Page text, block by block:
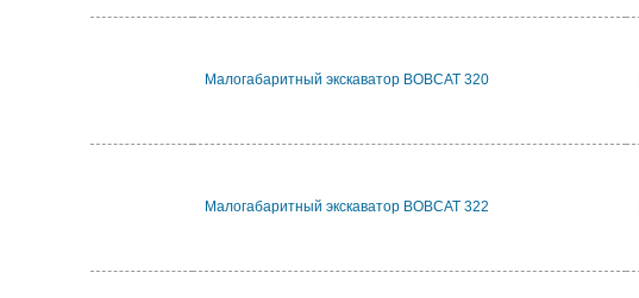
Малогабаритный экскаватор BOBCAT 320
Малогабаритный экскаватор BOBCAT 322